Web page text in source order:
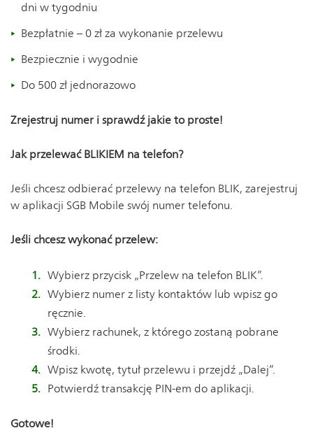
dni w tygodniu
Bezpłatnie – 0 zł za wykonanie przelewu
Bezpiecznie i wygodnie
Do 500 zł jednorazowo
Zrejestruj numer i sprawdź jakie to proste!
Jak przelewać BLIKIEM na telefon?
Jeśli chcesz odbierać przelewy na telefon BLIK, zarejestruj
w aplikacji SGB Mobile swój numer telefonu.
Jeśli chcesz wykonać przelew:
Wybierz przycisk „Przelew na telefon BLIK”.
Wybierz numer z listy kontaktów lub wpisz go
ręcznie.
Wybierz rachunek, z którego zostaną pobrane
środki.
Wpisz kwotę, tytuł przelewu i przejdź „Dalej”.
Potwierdź transakcję PIN-em do aplikacji.
Gotowe!